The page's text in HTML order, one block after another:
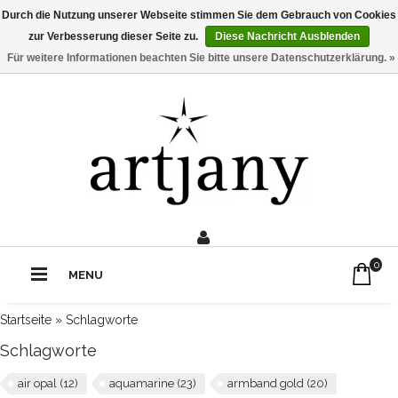
Rufe uns an:0211 - 210 310 2
MENU
0
Startseite » Schlagworte
Schlagworte
air opal (12) aquamarine (23) armband gold (20)
Durch die Nutzung unserer Webseite stimmen Sie dem Gebrauch von Cookies
zur Verbesserung dieser Seite zu.
Diese Nachricht Ausblenden
Für weitere Informationen beachten Sie bitte unsere Datenschutzerklärung. »